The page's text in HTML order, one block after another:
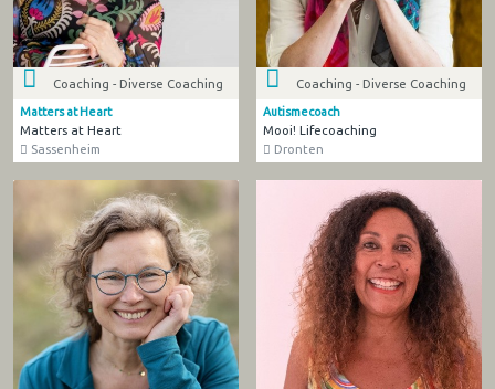
Coaching - Diverse Coaching
Matters at Heart
Matters at Heart
Sassenheim
Coaching - Diverse Coaching
Autismecoach
Mooi! Lifecoaching
Dronten